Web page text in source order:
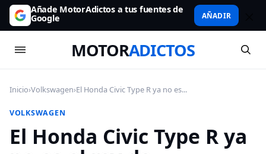
Añade MotorAdictos a tus fuentes de
Google AÑADIR
MOTORADICTOS
Inicio›Volkswagen›El Honda Civic Type R ya no es...
VOLKSWAGEN
El Honda Civic Type R ya